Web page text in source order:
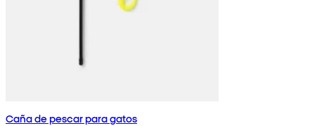
Caña de pescar para gatos